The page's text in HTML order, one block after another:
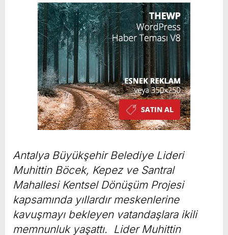
Antalya Büyükşehir Belediye Lideri
Muhittin Böcek, Kepez ve Santral
Mahallesi Kentsel Dönüşüm Projesi
kapsamında yıllardır meskenlerine
kavuşmayı bekleyen vatandaşlara ikili
memnunluk yaşattı. Lider Muhittin